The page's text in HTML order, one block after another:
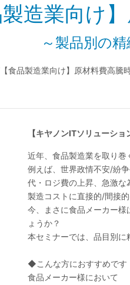
製造業向け
～製品別の
品製造業向け】原材料費高騰
【キヤノンITソリューショ
近年、食品製造業を取り巻
例えば、世界政情不安/紛
代・ロジ費の上昇、急激な
製造コストに直接的/間接
今、まさに食品メーカー様
ょうか？
本セミナーでは、品目別に
◆こんな方におすすめで
食品メーカー様において